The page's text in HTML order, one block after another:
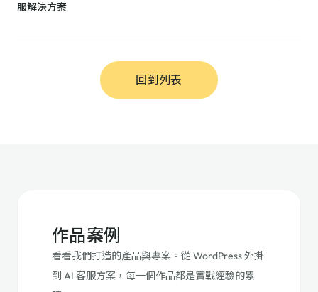
服解決方案
回到列表
作品案例
看看我們打造的產品與專案。從 WordPress 外掛
到 AI 客服方案，每一個作品都是實戰經驗的累